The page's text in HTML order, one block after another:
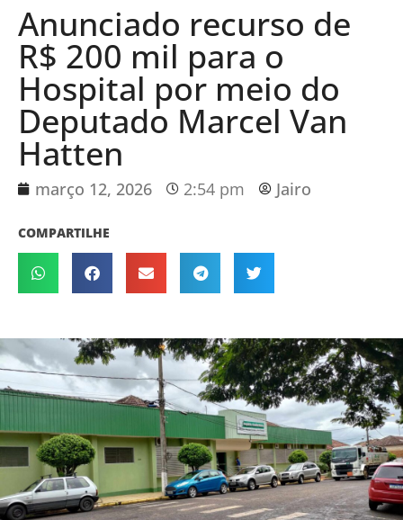
Anunciado recurso de
R$ 200 mil para o
Hospital por meio do
Deputado Marcel Van
Hatten
março 12, 2026 2:54 pm Jairo
COMPARTILHE